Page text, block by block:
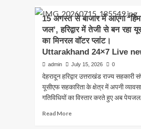
बड़ी
ताकत।
Uttarakhand
24×7
Live
कांवड़
यात्रा-2026:
सीएम
धामी
के
निर्देश,
सुरक्षा
और
व्यवस्थाओं
फोकस।
15 अगस्त से बाजार में आएगा
जल’, हरिद्वार में तेजी से बन रहा
का मिनरल वॉटर प्लांट।
Uttarakhand 24×7 Live
admin July 15, 2026 0
देहरादून हरिद्वार उत्तराखंड राज्य सहकारी
यूसीएफ सहकारिता के क्षेत्र में अपनी
गतिविधियों का विस्तार करते हुए अब
Read MoreRead